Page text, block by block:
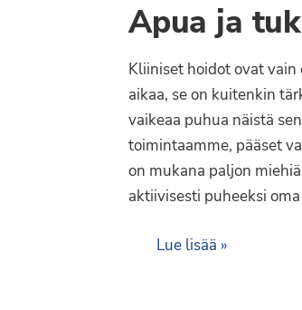
Apua ja
Kliiniset hoidot ovat
aikaa, se on kuitenkin
vaikeaa puhua näistä
toimintaamme, pääset
on mukana paljon
aktiivisesti puheeksi
Lue lisää »